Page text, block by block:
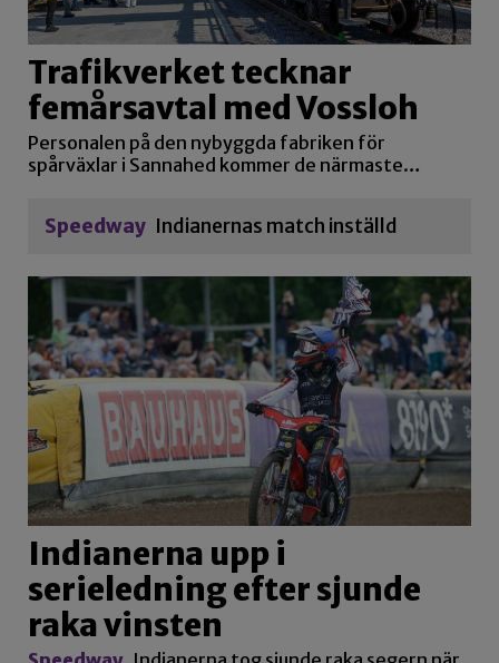
Trafikverket tecknar
femårsavtal med Vossloh
Personalen på den nybyggda fabriken för
spårväxlar i Sannahed kommer de närmaste…
Speedway Indianernas match inställd
Indianerna upp i
serieledning efter sjunde
raka vinsten